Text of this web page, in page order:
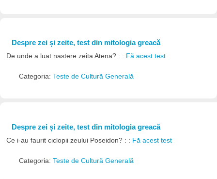
Despre zei și zeite, test din mitologia greacă
De unde a luat nastere zeita Atena? : : Fă acest test
Categoria: Teste de Cultură Generală
Despre zei și zeite, test din mitologia greacă
Ce i-au faurit ciclopii zeului Poseidon? : : Fă acest test
Categoria: Teste de Cultură Generală